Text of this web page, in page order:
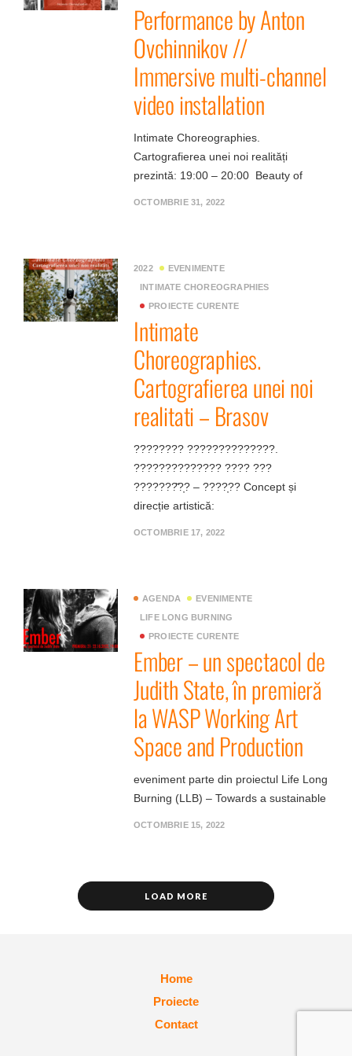
Performance by Anton
Ovchinnikov //
Immersive multi-channel
video installation
Intimate Choreographies.
Cartografierea unei noi realități
prezintă: 19:00 – 20:00 Beauty of
OCTOMBRIE 31, 2022
2022
EVENIMENTE
INTIMATE CHOREOGRAPHIES
PROIECTE CURENTE
Intimate
Choreographies.
Cartografierea unei noi
realitati – Brasov
???????? ??????????????.
?????????????? ???? ???
???????̆?̦? – ????̦?? Concept și
direcție artistică:
OCTOMBRIE 17, 2022
AGENDA
EVENIMENTE
LIFE LONG BURNING
PROIECTE CURENTE
Ember – un spectacol de
Judith State, în premieră
la WASP Working Art
Space and Production
eveniment parte din proiectul Life Long
Burning (LLB) – Towards a sustainable
OCTOMBRIE 15, 2022
LOAD MORE
Home
Proiecte
Contact